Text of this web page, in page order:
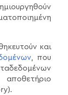
και
, που